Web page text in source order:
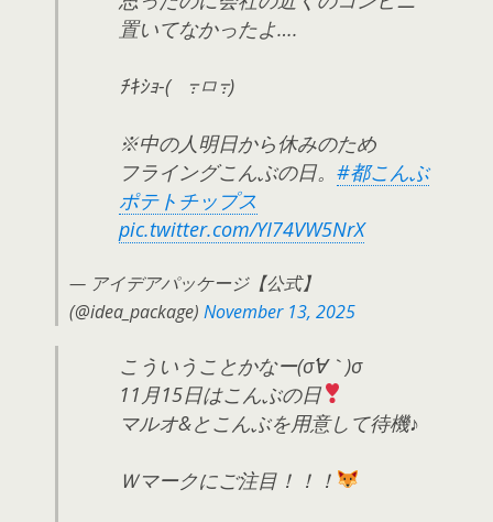
置いてなかったよ….
ﾁｷｼｮ-( ߹ㅁ߹)
※中の人明日から休みのため
フライングこんぶの日。 #都こんぶ
ポテトチップス
pic.twitter.com/YI74VW5NrX
— アイデアパッケージ【公式】
(@idea_package) November 13, 2025
こういうことかなー(σ´∀｀)σ
11月15日はこんぶの日
マルオ&とこんぶを用意して待機♪
Ｗマークにご注目！！！